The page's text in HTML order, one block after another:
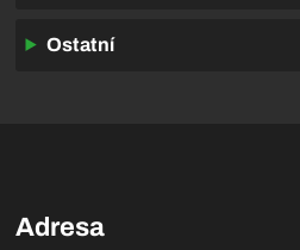
Ostatní
Adresa